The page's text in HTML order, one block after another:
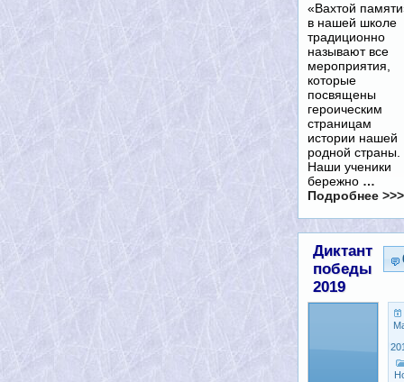
«Вахтой
в нашей школе
традиционно
называют все
мероприятия,
которые
посвящены
героическим
страницам
истории нашей
родной страны.
Наши ученики
бережно …
Подробнее >>>
Диктант
победы
2019